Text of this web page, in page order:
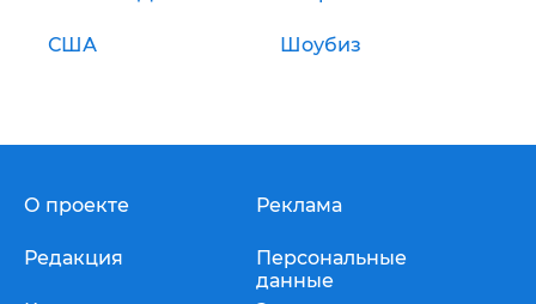
США Шоубиз
О проекте
Редакция
Реклама
Персональные
данные